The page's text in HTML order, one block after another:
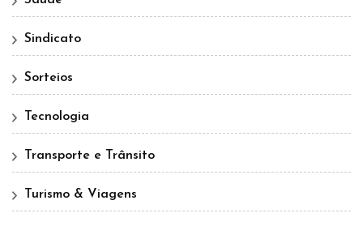
Sindicato
Sorteios
Tecnologia
Transporte e Trânsito
Turismo & Viagens